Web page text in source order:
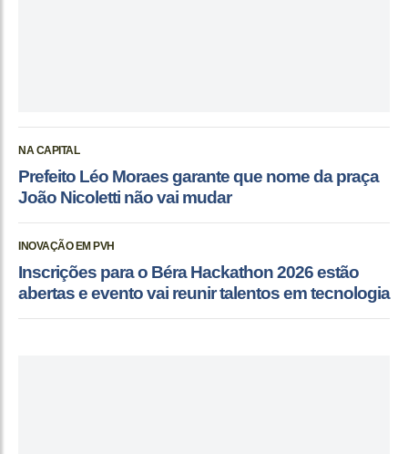
NA CAPITAL
Prefeito Léo Moraes garante que nome da praça
João Nicoletti não vai mudar
INOVAÇÃO EM PVH
Inscrições para o Béra Hackathon 2026 estão
abertas e evento vai reunir talentos em tecnologia